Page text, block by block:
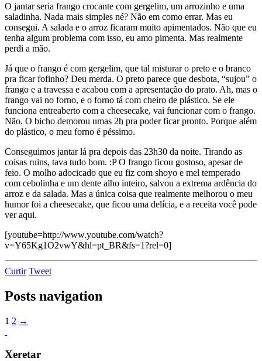
O jantar seria frango crocante com gergelim, um arrozinho e uma
saladinha. Nada mais simples né? Não em como errar. Mas eu
consegui. A salada e o arroz ficaram muito apimentados. Não que eu
tenha algum problema com isso, eu amo pimenta. Mas realmente
perdi a mão.
Já que o frango é com gergelim, que tal misturar o preto e o branco
pra ficar fofinho? Deu merda. O preto parece que desbota, “sujou” o
frango e a travessa e acabou com a apresentação do prato. Ah, mas o
frango vai no forno, e o forno tá com cheiro de plástico. Se ele
funciona entreaberto com a cheesecake, vai funcionar com o frango.
Não. O bicho demorou umas 2h pra poder ficar pronto. Porque além
do plástico, o meu forno é péssimo.
Conseguimos jantar lá pra depois das 23h30 da noite. Tirando as
coisas ruins, tava tudo bom. :P O frango ficou gostoso, apesar de
feio. O molho adocicado que eu fiz com shoyo e mel temperado
com cebolinha e um dente alho inteiro, salvou a extrema ardência do
arroz e da salada. Mas a única coisa que realmente melhorou o meu
humor foi a cheesecake, que ficou uma delícia, e a receita você pode
ver aqui.
[youtube=http://www.youtube.com/watch?
v=Y65Kg1O2vwY&hl=pt_BR&fs=1?rel=0]
Curtir Tweet
Posts navigation
1 2 →
Xeretar